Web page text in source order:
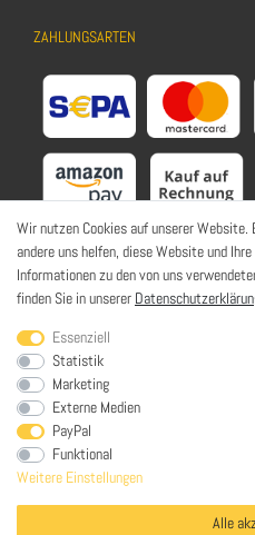
ZAHLUNGSARTEN
SOZIALE NETZWERKE
Wir nutzen Cookies auf unserer
andere uns helfen, diese Website und
Informationen zu den von uns
finden Sie in unserer
Essenziell
Statistik
Marketing
Externe Medien
PayPal
Funktional
Weitere Einstellungen
Alle